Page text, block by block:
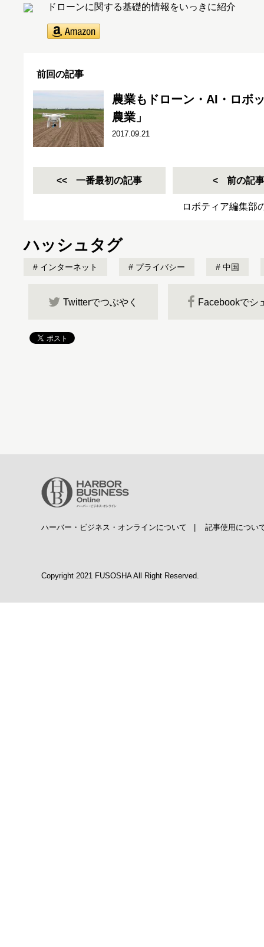
ドローンに関する基礎的情報をいっきに紹介
前回の記事
農業もドローン・AI・ロボ
農業」
2017.09.21
一番最初の記事 前の記事
ロボティア編集部
ハッシュタグ
インターネット プライバシー 中国
Twitterでつぶやく Facebookでシ
ハーバー・ビジネス・オンラインについて 記事使用につい
Copyright 2021 FUSOSHA All Right Reserved.